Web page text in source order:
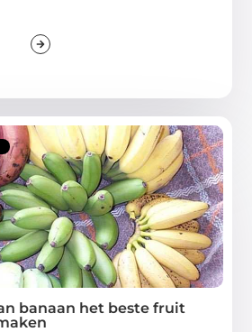
banaan het beste fruit